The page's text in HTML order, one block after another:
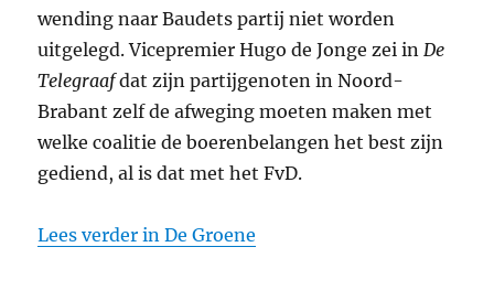
wending naar Baudets partij niet worden
uitgelegd. Vicepremier Hugo de Jonge zei in De
Telegraafdat zijn partijgenoten in Noord-
Brabant zelf de afweging moeten maken met
welke coalitie de boerenbelangen het best zijn
gediend, al is dat met het FvD.
Lees verder in De Groene